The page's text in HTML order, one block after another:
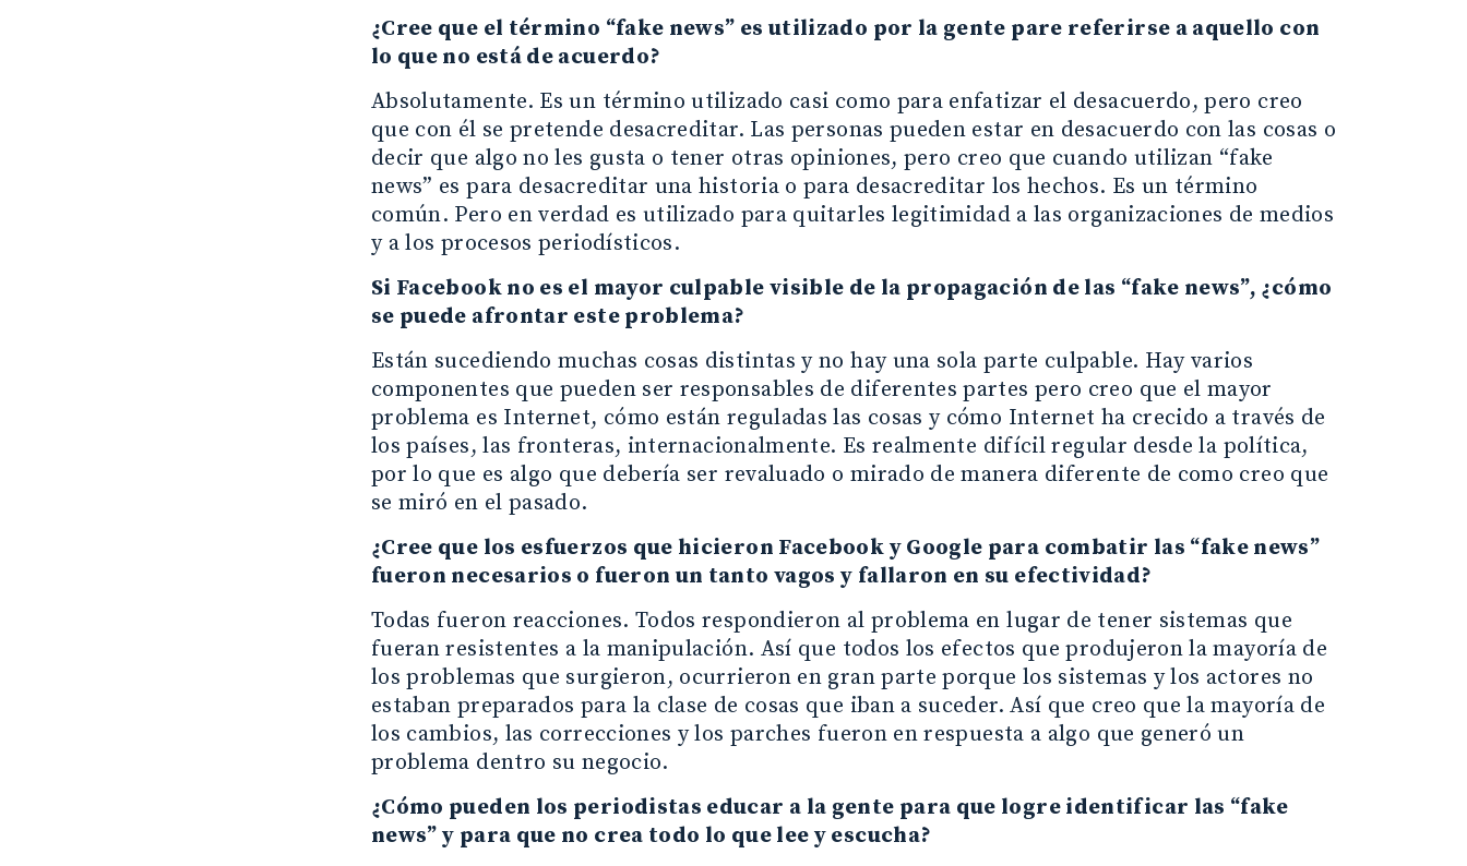
¿Cree que el término “fake news” es utilizado por la gente pare referirse a aquello con
lo que no está de acuerdo?
Absolutamente. Es un término utilizado casi como para enfatizar el desacuerdo, pero creo
que con él se pretende desacreditar. Las personas pueden estar en desacuerdo con las cosas o
decir que algo no les gusta o tener otras opiniones, pero creo que cuando utilizan “fake
news” es para desacreditar una historia o para desacreditar los hechos. Es un término
común. Pero en verdad es utilizado para quitarles legitimidad a las organizaciones de medios
y a los procesos periodísticos.
Si Facebook no es el mayor culpable visible de la propagación de las “fake news”, ¿cómo
se puede afrontar este problema?
Están sucediendo muchas cosas distintas y no hay una sola parte culpable. Hay varios
componentes que pueden ser responsables de diferentes partes pero creo que el mayor
problema es Internet, cómo están reguladas las cosas y cómo Internet ha crecido a través de
los países, las fronteras, internacionalmente. Es realmente difícil regular desde la política,
por lo que es algo que debería ser revaluado o mirado de manera diferente de como creo que
se miró en el pasado.
¿Cree que los esfuerzos que hicieron Facebook y Google para combatir las “fake news”
fueron necesarios o fueron un tanto vagos y fallaron en su efectividad?
Todas fueron reacciones. Todos respondieron al problema en lugar de tener sistemas que
fueran resistentes a la manipulación. Así que todos los efectos que produjeron la mayoría de
los problemas que surgieron, ocurrieron en gran parte porque los sistemas y los actores no
estaban preparados para la clase de cosas que iban a suceder. Así que creo que la mayoría de
los cambios, las correcciones y los parches fueron en respuesta a algo que generó un
problema dentro su negocio.
¿Cómo pueden los periodistas educar a la gente para que logre identificar las “fake
news” y para que no crea todo lo que lee y escucha?